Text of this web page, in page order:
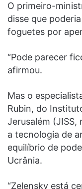
O primeiro-
disse que
foguetes por
“Pode parecer
afirmou.
Mas o
Rubin, do
Jerusalém (JISS,
a tecnologia de
equilíbrio de
Ucrânia.
“Zelensky está